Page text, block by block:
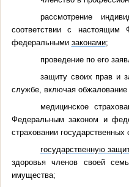
рассмотрение
соответствии с настоящим
федеральными законами;
проведение по его
защиту своих прав и
службе, включая
медицинское
Федеральным законом и
страховании
государственную
здоровья членов своей
имущества;